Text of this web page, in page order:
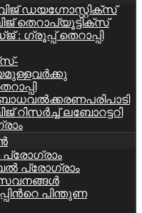
ഡയഗ്നോസ്റ്റിക്സ്
തെറാപ്യൂട്ടിക്സ്
: ഗ്രൂപ്പ്‌ തെറാപ്പി
റിസർച്ച് ലബോറട്ടറി
പ്രോഗ്രാം
പിന്തുണ